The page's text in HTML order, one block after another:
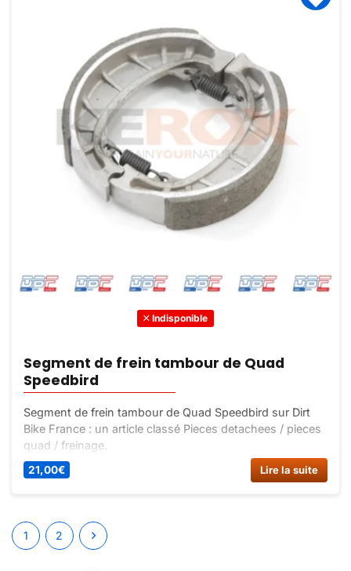
Indisponible
Segment de frein tambour de Quad
Speedbird
Segment de frein tambour de Quad Speedbird sur Dirt
Bike France : un article classé Pieces detachees / pieces
quad / freinage.
21,00€ Lire la suite
1 2